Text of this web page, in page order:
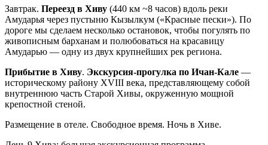
Завтрак. Переезд в Хиву (440 км ~8 часов) вдоль реки
Амударья через пустыню Кызылкум («Красные пески»). По
дороге мы сделаем несколько остановок, чтобы погулять по
живописным барханам и полюбоваться на красавицу
Амударью — одну из двух крупнейших рек региона.
Прибытие в Хиву. Экскурсия-прогулка по Ичан-Кале —
историческому району XVIII века, представляющему собой
внутреннюю часть Старой Хивы, окруженную мощной
крепостной стеной.
Размещение в отеле. Свободное время. Ночь в Хиве.